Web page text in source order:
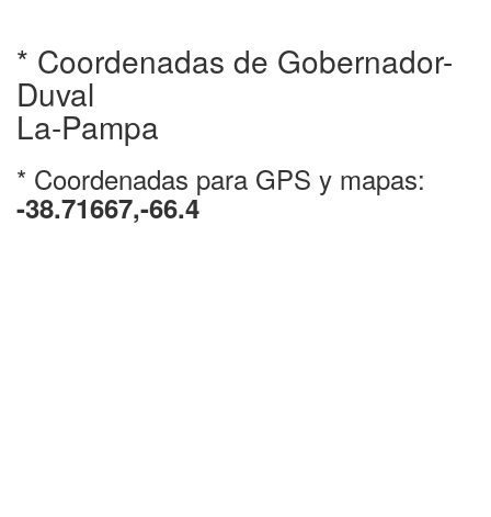
* Coordenadas de Gobernador-
Duval
La-Pampa
* Coordenadas para GPS y mapas:
-38.71667,-66.4